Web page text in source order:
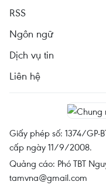
RSS
Ngôn ngữ
Dịch vụ tin
Liên hệ
Giấy phép số: 1374/GP-
cấp ngày 11/9/2008.
Quảng cáo: Phó TBT
tamvna@gmail.com